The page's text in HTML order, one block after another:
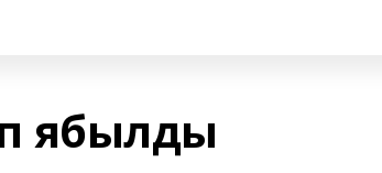
ябылды